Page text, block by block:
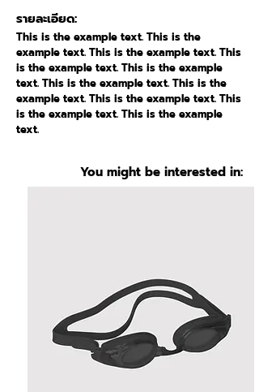
รายละเอียด:
This is the example text. This is the
example text. This is the example text. This
is the example text. This is the example
text. This is the example text. This is the
example text. This is the example text. This
is the example text. This is the example
text.
You might be interested in: